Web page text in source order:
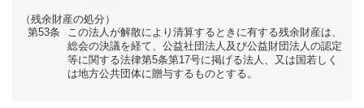
（残余財産の処分）
第53条
この法人が解散により清算するときに有する残余財産は、
総会の決議を経て、公益社団法人及び公益財団法人の認定
等に関する法律第5条第17号に掲げる法人、又は国若しく
は地方公共団体に贈与するものとする。